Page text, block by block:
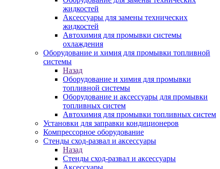
жидкостей
Аксессуары для замены технических
жидкостей
Автохимия для промывки системы
охлаждения
Оборудование и химия для промывки топливной
системы
Назад
Оборудование и химия для промывки
топливной системы
Оборудование и аксессуары для промывки
топливных систем
Автохимия для промывки топливных систем
Установки для заправки кондиционеров
Компрессорное оборудование
Стенды сход-развал и аксессуары
Назад
Стенды сход-развал и аксессуары
Аксессуары